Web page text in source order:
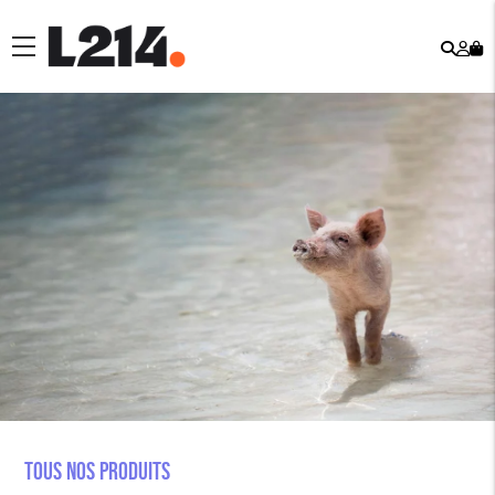
menu
Tous nos produits